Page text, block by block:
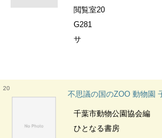
閲覧室20
G281
サ
20
不思議の国のZOO 動物園
千葉市動物公園協会編
ひとなる書房